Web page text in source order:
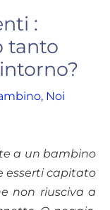
:
tanto
, Noi
a un bambino
esserti capitato
non riusciva a